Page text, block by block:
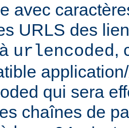
avec
URLS des
urlencoded,
qui sera
chaînes de